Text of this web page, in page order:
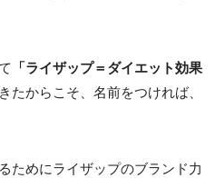
「ライザップ＝ダイエット効果
たからこそ、名前をつければ、
ためにライザップのブランド力